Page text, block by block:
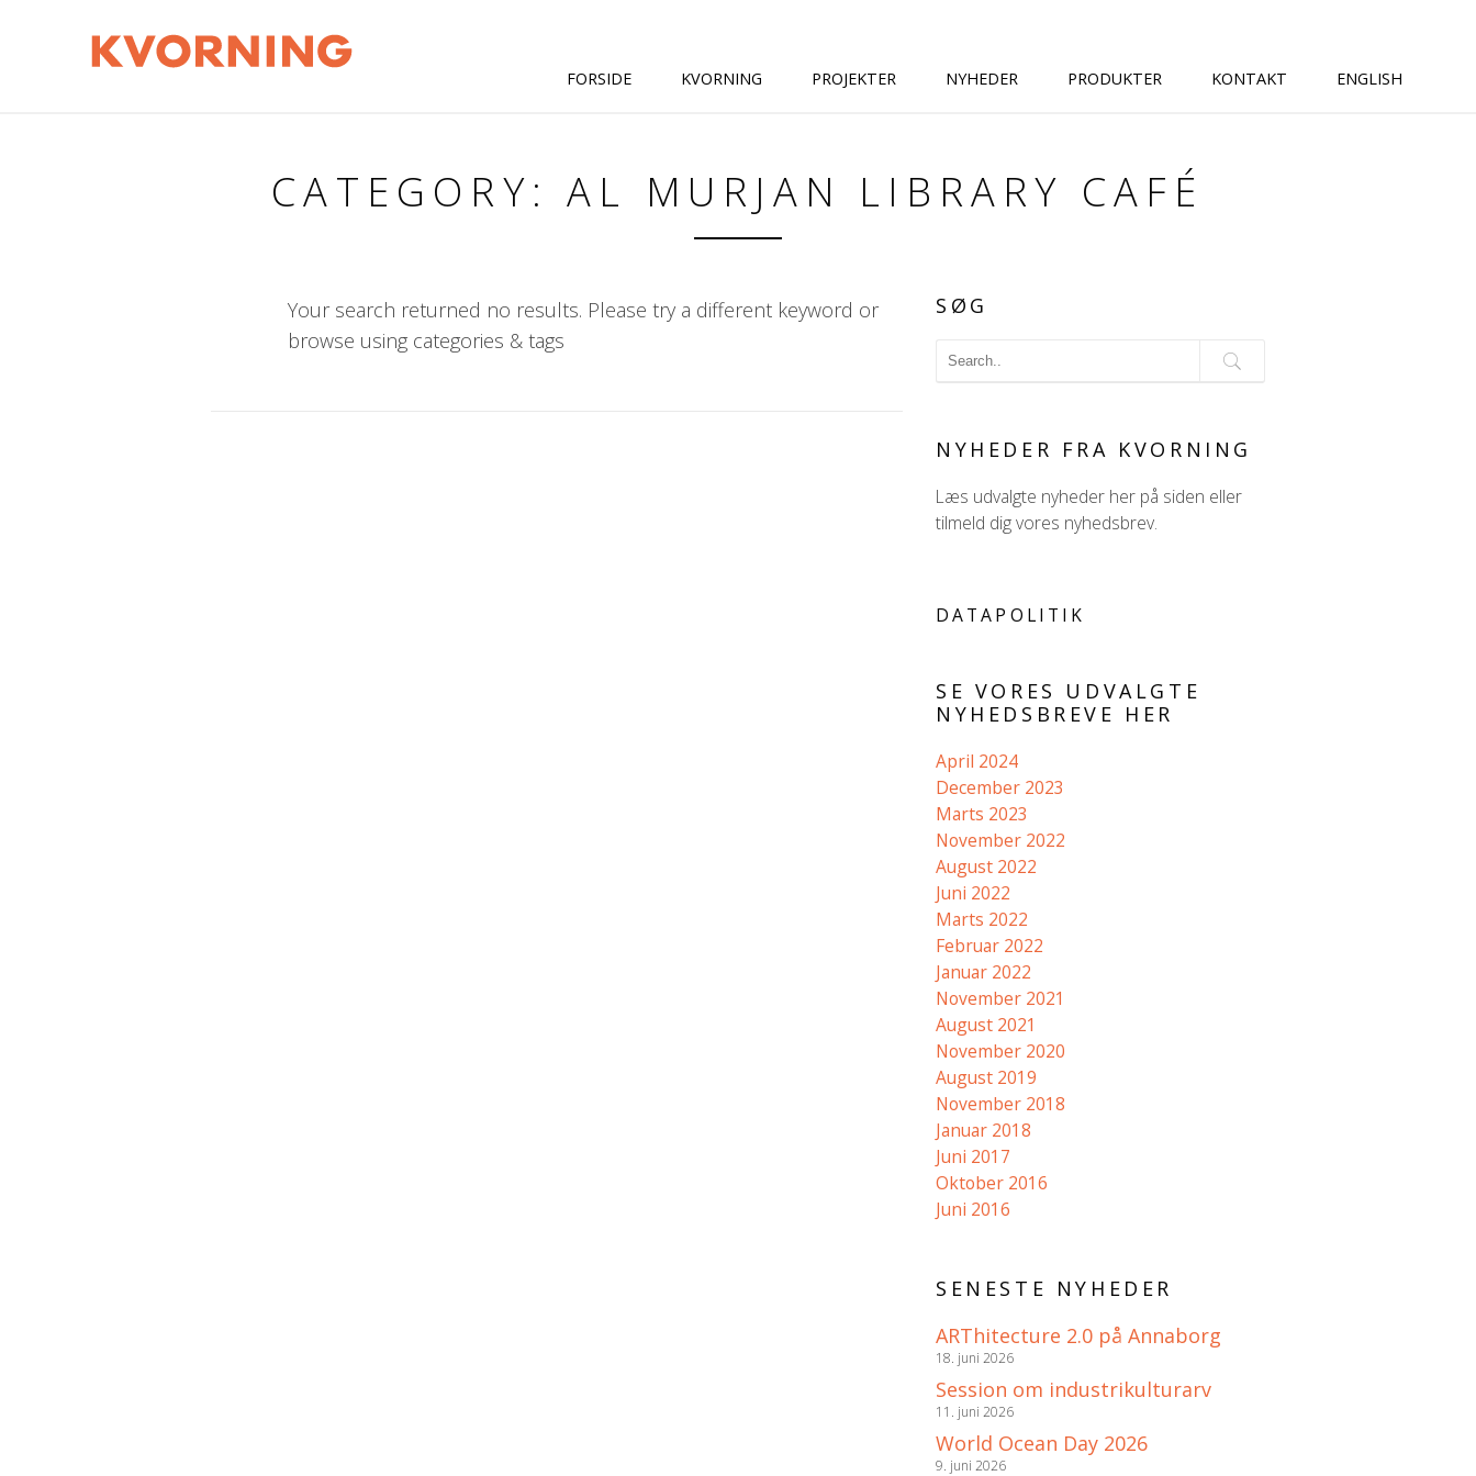
FORSIDE KVORNING PROJEKTER NYHEDER PRODUKTER KONTAKT ENGLISH
CATEGORY: AL MURJAN LIBRARY CAFÉ
Your search returned no results. Please try a different keyword or
browse using categories & tags
SØG
NYHEDER FRA KVORNING
Læs udvalgte nyheder her på siden eller
tilmeld dig vores nyhedsbrev.
DATAPOLITIK
SE VORES UDVALGTE
NYHEDSBREVE HER
April 2024
December 2023
Marts 2023
November 2022
August 2022
Juni 2022
Marts 2022
Februar 2022
Januar 2022
November 2021
August 2021
November 2020
August 2019
November 2018
Januar 2018
Juni 2017
Oktober 2016
Juni 2016
SENESTE NYHEDER
ARThitecture 2.0 på Annaborg
18. juni 2026
Session om industrikulturarv
11. juni 2026
World Ocean Day 2026
9. juni 2026